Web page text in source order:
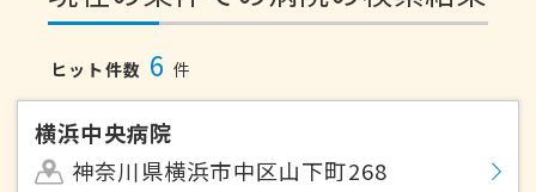
ヒット件数 6 件
横浜中央病院
神奈川県横浜市中区山下町268